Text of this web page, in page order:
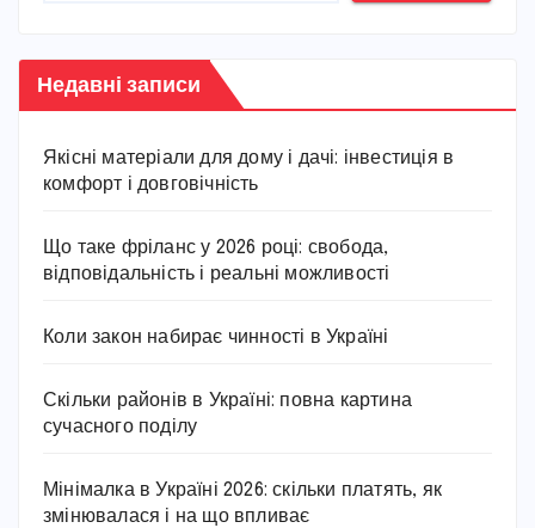
Недавні записи
Якісні матеріали для дому і дачі: інвестиція в
комфорт і довговічність
Що таке фріланс у 2026 році: свобода,
відповідальність і реальні можливості
Коли закон набирає чинності в Україні
Скільки районів в Україні: повна картина
сучасного поділу
Мінімалка в Україні 2026: скільки платять, як
змінювалася і на що впливає